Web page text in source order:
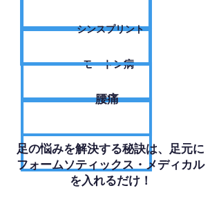
シンスプリント
モートン病
腰痛
足の悩みを解決する秘訣は、足元に
フォームソティックス・メディカル
を入れるだけ！